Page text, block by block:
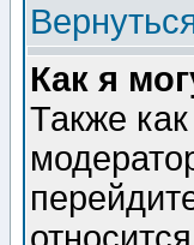
Как я
Также